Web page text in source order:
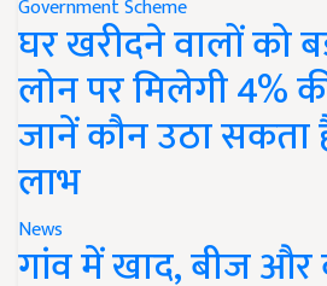
Government Scheme
घर खरीदने वालों को
लोन पर मिलेगी 4%
जानें कौन उठा सकता
लाभ
News
गांव में खाद, बीज